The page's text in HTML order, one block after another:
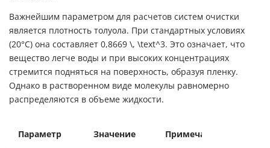
Важнейшим параметром для расчетов систем очистки
является плотность толуола. При стандартных условиях
(20°C) она составляет 0,8669 \, \text^3. Это означает, что
вещество легче воды и при высоких концентрациях
стремится подняться на поверхность, образуя пленку.
Однако в растворенном виде молекулы равномерно
распределяются в объеме жидкости.
Параметр Значение Примечание